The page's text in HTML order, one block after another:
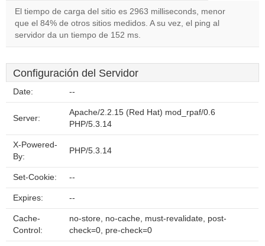
El tiempo de carga del sitio es 2963 milliseconds, menor
que el 84% de otros sitios medidos. A su vez, el ping al
servidor da un tiempo de 152 ms.
Configuración del Servidor
Date: --
Server:
Apache/2.2.15 (Red Hat) mod_rpaf/0.6
PHP/5.3.14
X-Powered-
By:
PHP/5.3.14
Set-Cookie: --
Expires: --
Cache-
Control:
no-store, no-cache, must-revalidate, post-
check=0, pre-check=0